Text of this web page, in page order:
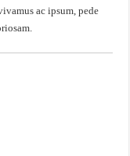
ac ipsum, pede